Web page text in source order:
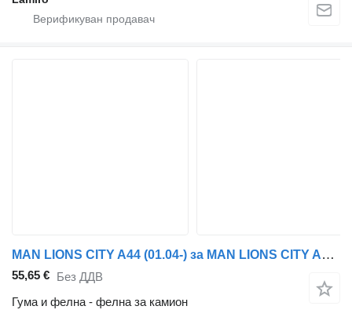
MAN LIONS CITY A44 (01.04-) за MAN LIONS CITY A44 (01.04-)
55,65 € Без ДДВ
Гума и фелна - фелна за камион